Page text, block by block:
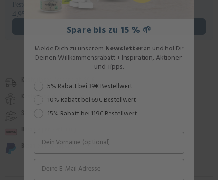
Feste Naturseife fruchtiges Zitronengras
4,95 €
Hinzufügen
Kostenlose Rücksendung
30 Tage Zufriedenheitsgarantie
Bezahle in 30 Tagen
Spare bis zu 15 % 🌱
Melde Dich zu unserem Newsletter an und hol Dir
Deinen Willkommensrabatt + Inspiration, Aktionen
und Tipps.
Rabattstaffel
5% Rabatt bei 39€ Bestellwert
10% Rabatt bei 69€ Bestellwert
15% Rabatt bei 119€ Bestellwert